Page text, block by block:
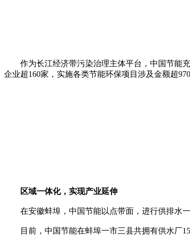
作为长江经济带污染治理主体平台，中国节能充
企业超160家，实施各类节能环保项目涉及金额超970
区域一体化，实现产业延伸
在安徽蚌埠，中国节能以点带面，进行供排水一
目前，中国节能在蚌埠一市三县共拥有供水厂15